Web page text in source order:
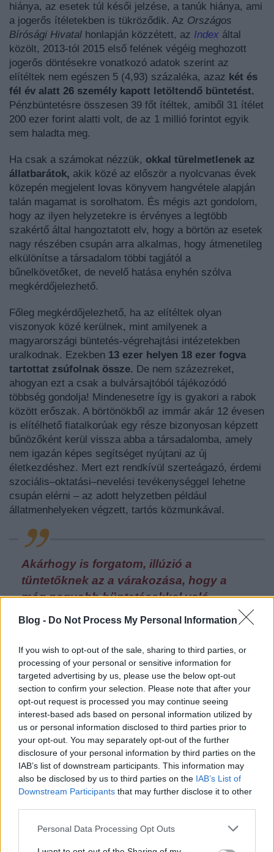
Blog - Do Not Process My Personal Information
If you wish to opt-out of the sale, sharing to third parties, or
processing of your personal or sensitive information for
targeted advertising by us, please use the below opt-out
section to confirm your selection. Please note that after your
opt-out request is processed you may continue seeing
interest-based ads based on personal information utilized by
us or personal information disclosed to third parties prior to
your opt-out. You may separately opt-out of the further
disclosure of your personal information by third parties on the
IAB’s list of downstream participants. This information may
also be disclosed by us to third parties on the IAB’s List of
Downstream Participants that may further disclose it to other
Please note that this website/app uses one or more Google
Personal Data Processing Opt Outs
hiánya, az esetek túl késői jelzése, a tanúk hiánya, ami
a jogerős ítéletekben is tükröződik. Az Országos
Bírósági Hivatal honlapján közzétett, az Index által
közölt, 2013-tól 2015 első felének végéig meghozott
jogerős döntésekre vonatkozó adatok szerint az
elítéltek nem egészen 5 (4,93) százaléka, azaz két és
fél év alatt 26 személy kapott letöltendő büntetést.
Pénzbüntetésre összesen 39 főt ítéltek, amiből 31 ítélet
200 ezer forint alatti volt, de az 1 millió forintot egyik
sem haladta meg.
Ha csak a számokat nézzük, okkal türelmetlenek az
állatbarátok, akik közé az először a nyolcvanas évek
közepén megjelent lovas könyvem hangvétele alapján
talán magamat is sorolhatom. És mégis azt gondolom,
hogy az ilyen helyzetekre is érvényes a legtöbb
szakértő által hangoztatott elv, hogy a börtön az esetek
nagy részében csupán arra alkalmas, hogy átmenetileg
elkülönítse a társadalom többi tagjától a
bűnelkövetőket, de nevelő hatása enyhén szólva
megkérdőjelezhető.
Főleg megkérdőjelezhető, ha az elítéltek olyan
viszonyok közé kerülnek, mint amilyenek a
magyarországi büntetés-végrehajtási intézetekben
uralkodnak. Ezekben 13 ezer helyen 18 ezer fogva
tartottat zsúfolnak össze. De nem százezreket,
ahogyan ezt a csak a bulvársajtóból tájékozódó
többség gondolja! Mindenesetre így is gyakori a rabok
között erőszak. A börtönökből az immár akár 12 évesen
is elítélhető fiatalkorúak egy része bizonyosan képzett
bűnözőként kerül vissza abba a társadalomba, amely
nem igazán képes segítséget nyújtani az új
életkezdéshez. Mert ezt rendkívül szerteágazó, érdemi
szociális–oktatási–nevelési tevékenységgel lehetne
csupán elérni – az adott helyzetben például
állatmenhelyeken végzett, tartós közmunkával.
Akárhogy is forgatom, illúzió a
tüntetőknek az a várakozása, hogy a
még nagyobb büntetésekkel való
fenyegetéstől csökken majd az
Ha ugyanis ezen múlna, akkor már 2004 óta is vissza
kellett volna szorulniuk az állatkínzási eseteknek. A
felvonulók azonban maguk hangoztatták, hogy az
állapotok egyre tűrhetetlenebbek, egyre szörnyűbbek a
kegyetlenkedések. Vagyis ők maguk teszik
nyilvánvalóvá:nincs hatása annak, hogy néhányan
immár tényleg rács mögé kerülnek.
De miként is lehetne hatása? Miként gondolhatják, hogy
ha az eddigi maximális büntetési mérték háromról öt
évre emelkedik, ezen majd elgondolkoznak azok a
hirtelen haragjukban felindult személyek, vagy a lelki